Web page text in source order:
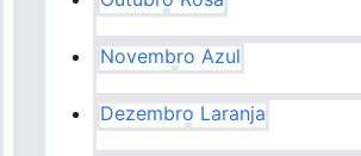
Novembro Azul
Dezembro Laranja